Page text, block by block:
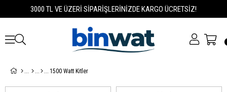
3000 TL VE ÜZERİ SİPARİŞLERİNİZDE KARGO ÜCRETSİZ!
1500 Watt Kitler